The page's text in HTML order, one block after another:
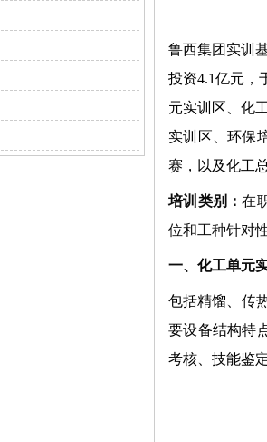
鲁西集团实训
投资4.1亿元，
元实训区、化
实训区、环保
赛，以及化工
培训类别：在
位和工种针对
一、化工单元
包括精馏、传
要设备结构特
考核、技能鉴定